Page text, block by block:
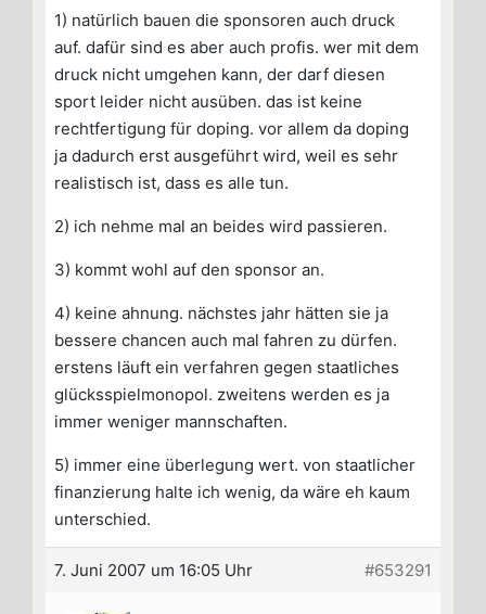
1) natürlich bauen die sponsoren auch druck
auf. dafür sind es aber auch profis. wer mit dem
druck nicht umgehen kann, der darf diesen
sport leider nicht ausüben. das ist keine
rechtfertigung für doping. vor allem da doping
ja dadurch erst ausgeführt wird, weil es sehr
realistisch ist, dass es alle tun.
2) ich nehme mal an beides wird passieren.
3) kommt wohl auf den sponsor an.
4) keine ahnung. nächstes jahr hätten sie ja
bessere chancen auch mal fahren zu dürfen.
erstens läuft ein verfahren gegen staatliches
glücksspielmonopol. zweitens werden es ja
immer weniger mannschaften.
5) immer eine überlegung wert. von staatlicher
finanzierung halte ich wenig, da wäre eh kaum
unterschied.
7. Juni 2007 um 16:05 Uhr #653291